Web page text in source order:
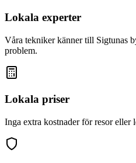
Lokala experter
Våra tekniker känner till Sigtunas
problem.
Lokala priser
Inga extra kostnader för resor eller